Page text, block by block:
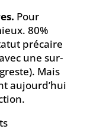
Pour
80%
précaire
une sur-
Mais
aujourd’hui